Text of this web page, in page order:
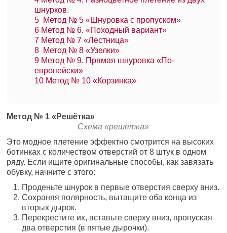
шнурков.
5 Метод № 5 «Шнуровка с пропуском»
6 Метод № 6. «Походный вариант»
7 Метод № 7 «Лестница»
8 Метод № 8 «Узелки»
9 Метод № 9. Прямая шнуровка «По-
европейски»
10 Метод № 10 «Корзинка»
Метод № 1 «Решётка»
Схема «решётка»
Это модное плетение эффектно смотрится на высоких
ботинках с количеством отверстий от 8 штук в одном
ряду. Если ищите оригинальные способы, как завязать
обувку, начните с этого:
Проденьте шнурок в первые отверстия сверху вниз.
Сохраняя полярность, вытащите оба конца из
вторых дырок.
Перекрестите их, вставьте сверху вниз, пропуская
два отверстия (в пятые дырочки).